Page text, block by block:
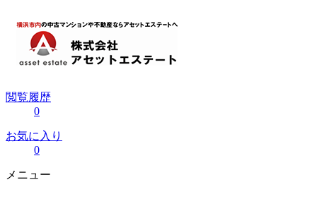
閲覧履歴
0
お気に入り
0
メニュー